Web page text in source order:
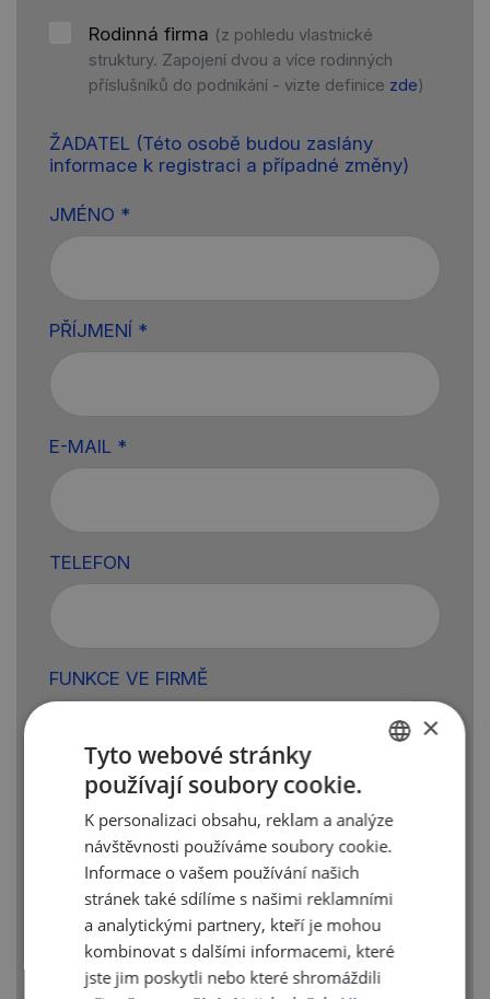
Rodinná firma (z pohledu vlastnické
struktury. Zapojení dvou a více rodinných
příslušníků do podnikání - vizte definice zde)
ŽADATEL (Této osobě budou zaslány
informace k registraci a případné změny)
JMÉNO *
PŘÍJMENÍ *
E-MAIL *
TELEFON
FUNKCE VE FIRMĚ
ČLENSTVÍ V AMSP ČR(možnost zasílání
specifického obsahu)*
OSVČ (bez zaměstnanců) - 2 400 Kč /
kal. rok.
Mikrofirmy nebo OSVČ do 10
zaměstnanců - 7 200 Kč / kal. rok.
Malé firmy nebo OSVČ do 50
ENGLISH
×
Tyto webové stránky
používají soubory cookie.
K personalizaci obsahu, reklam a analýze
návštěvnosti používáme soubory cookie.
Informace o vašem používání našich
stránek také sdílíme s našimi reklamními
a analytickými partnery, kteří je mohou
kombinovat s dalšími informacemi, které
jste jim poskytli nebo které shromáždili